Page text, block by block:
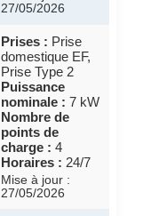
27/05/2026
Prises : Prise
domestique EF,
Prise Type 2
Puissance
nominale : 7 kW
Nombre de
points de
charge : 4
Horaires : 24/7
Mise à jour :
27/05/2026